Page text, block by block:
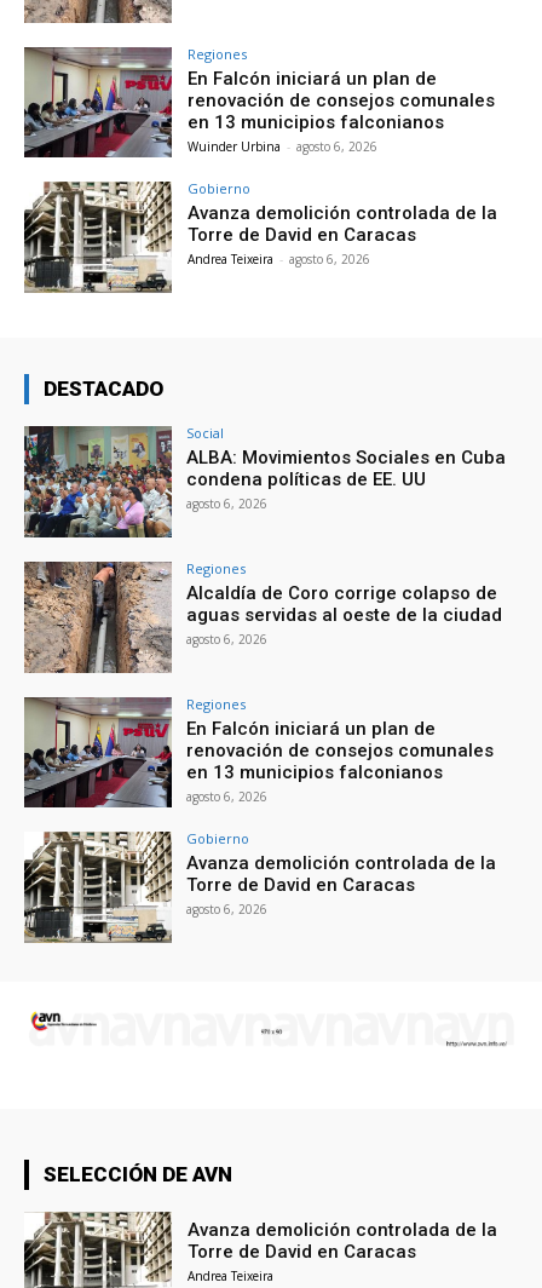
Regiones
En Falcón iniciará un plan de
renovación de consejos comunales
en 13 municipios falconianos
Wuinder Urbina - agosto 6, 2026
Gobierno
Avanza demolición controlada de la
Torre de David en Caracas
Andrea Teixeira - agosto 6, 2026
DESTACADO
Social
ALBA: Movimientos Sociales en Cuba
condena políticas de EE. UU
agosto 6, 2026
Regiones
Alcaldía de Coro corrige colapso de
aguas servidas al oeste de la ciudad
agosto 6, 2026
Regiones
En Falcón iniciará un plan de
renovación de consejos comunales
en 13 municipios falconianos
agosto 6, 2026
Gobierno
Avanza demolición controlada de la
Torre de David en Caracas
agosto 6, 2026
SELECCIÓN DE AVN
Avanza demolición controlada de la
Torre de David en Caracas
Andrea Teixeira